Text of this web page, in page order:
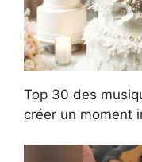
Top 30 des
créer un moment